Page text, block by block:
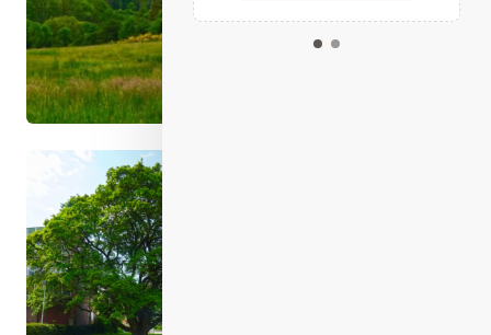
Kalendář událostí
Odebírejte náš newsletter